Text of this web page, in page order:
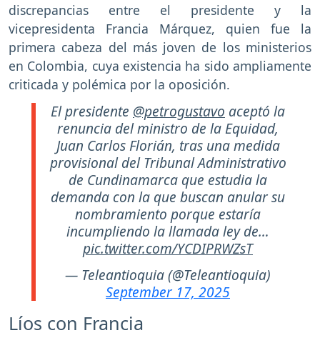
discrepancias entre el presidente y la
vicepresidenta Francia Márquez, quien fue la
primera cabeza del más joven de los ministerios
en Colombia, cuya existencia ha sido ampliamente
criticada y polémica por la oposición.
El presidente @petrogustavo aceptó la
renuncia del ministro de la Equidad,
Juan Carlos Florián, tras una medida
provisional del Tribunal Administrativo
de Cundinamarca que estudia la
demanda con la que buscan anular su
nombramiento porque estaría
incumpliendo la llamada ley de…
pic.twitter.com/YCDIPRWZsT
— Teleantioquia (@Teleantioquia)
September 17, 2025
Líos con Francia